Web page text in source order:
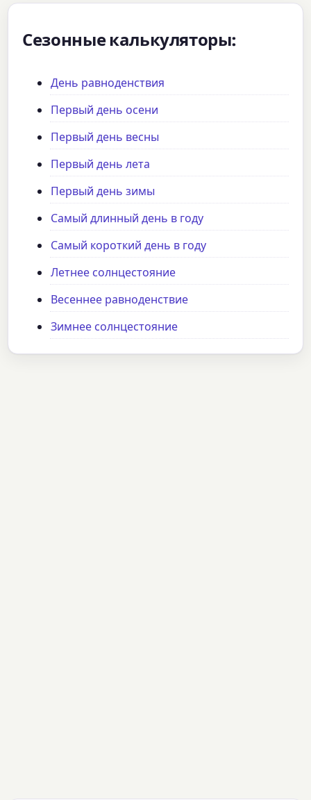
Сезонные калькуляторы:
День равноденствия
Первый день осени
Первый день весны
Первый день лета
Первый день зимы
Самый длинный день в году
Самый короткий день в году
Летнее солнцестояние
Весеннее равноденствие
Зимнее солнцестояние